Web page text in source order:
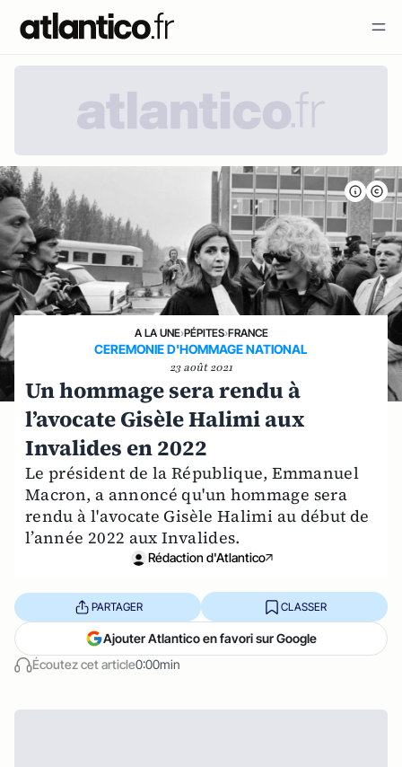
A LA UNE›PÉPITES›FRANCE
CEREMONIE D'HOMMAGE NATIONAL
23 août 2021
Un hommage sera rendu à
l’avocate Gisèle Halimi aux
Invalides en 2022
Le président de la République, Emmanuel
Macron, a annoncé qu'un hommage sera
rendu à l'avocate Gisèle Halimi au début de
l’année 2022 aux Invalides.
Rédaction d'Atlantico
Écoutez cet article0:00min
PARTAGER CLASSER
Ajouter Atlantico en favori sur Google